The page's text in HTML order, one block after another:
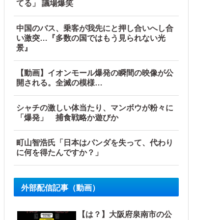
てる」 議場爆笑
中国のバス、乗客が我先にと押し合いへし合
い激突…『多数の国ではもう見られない光
景』
【動画】イオンモール爆発の瞬間の映像が公
開される。全滅の模様…
シャチの激しい体当たり、マンボウが粉々に
「爆発」 捕食戦略か遊びか
町山智浩氏「日本はパンダを失って、代わり
に何を得たんですか？」
外部配信記事（動画）
【は？】大阪府泉南市の公